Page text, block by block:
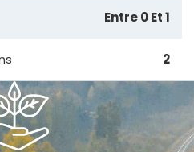
Entre 0 Et 1
2